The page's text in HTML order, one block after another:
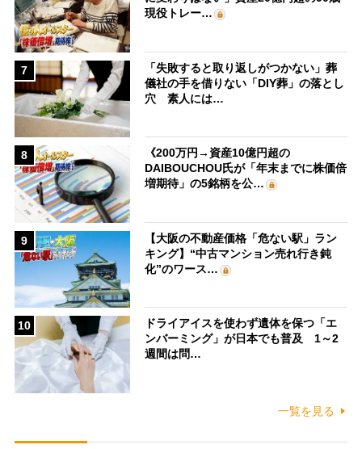
現役トレー…
7
「失敗すると取り返しがつかない」葬
儀社の手を借りない「DIY葬」の落とし
穴 素人には…
8
《200万円→資産10億円超の
DAIBOUCHOU氏が「年末までに株価倍
増期待」の5銘柄を公…
9
【大阪の不動産価格「危ない駅」ラン
キング】“中古マンション売れ行き鈍
化”のワース…
10
ドライアイスを使わず遺体を保つ「エ
ンバーミング」が日本でも普及 1～2
週間は問…
一覧を見る